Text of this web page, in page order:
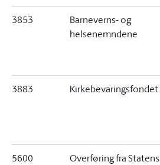
3853
Barneverns- og
helsenemndene
3883 Kirkebevaringsfondet
5600
Overføring fra Statens